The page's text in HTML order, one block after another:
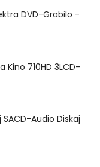
DVD-Grabilo -
Kino 710HD 3LCD-
SACD-Audio Diskaj